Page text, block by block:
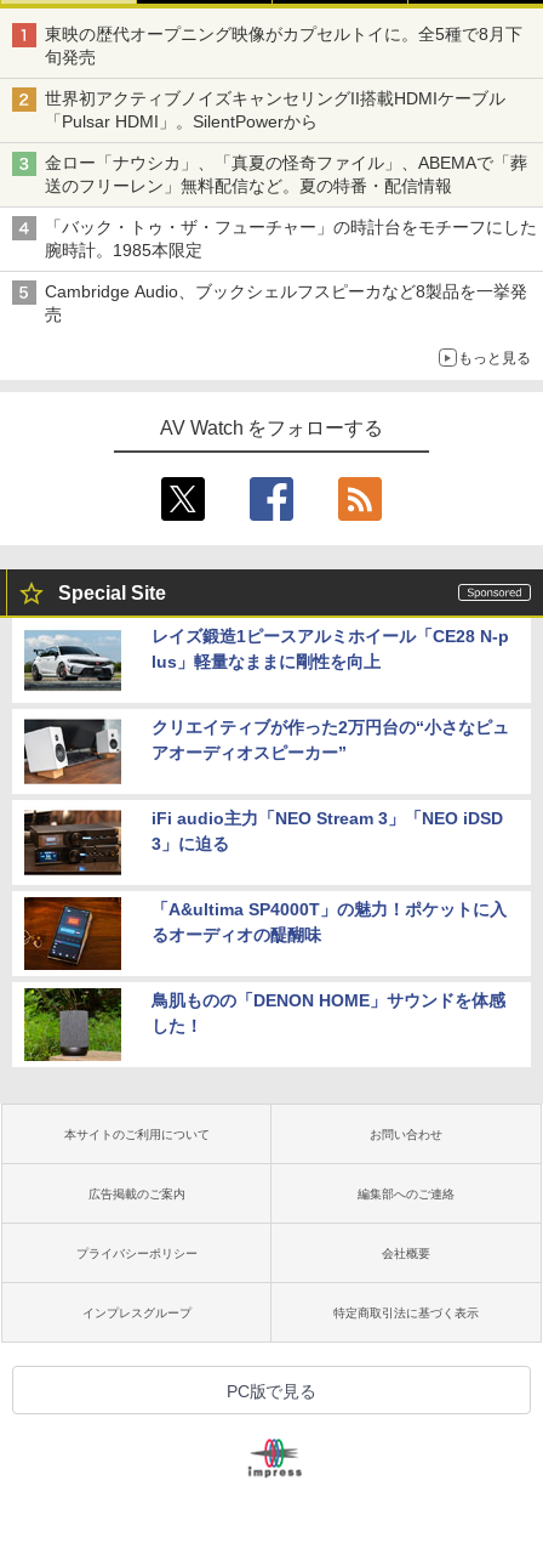
東映の歴代オープニング映像がカプセルトイに。全5種で8月下
旬発売
世界初アクティブノイズキャンセリングII搭載HDMIケーブル
「Pulsar HDMI」。SilentPowerから
金ロー「ナウシカ」、「真夏の怪奇ファイル」、ABEMAで「葬
送のフリーレン」無料配信など。夏の特番・配信情報
「バック・トゥ・ザ・フューチャー」の時計台をモチーフにした
腕時計。1985本限定
Cambridge Audio、ブックシェルフスピーカなど8製品を一挙発
売
もっと見る
AV Watch をフォローする
Special Site
レイズ鍛造1ピースアルミホイール「CE28 N-p
lus」軽量なままに剛性を向上
クリエイティブが作った2万円台の“小さなピュ
アオーディオスピーカー”
iFi audio主力「NEO Stream 3」「NEO iDSD
3」に迫る
「A&ultima SP4000T」の魅力！ポケットに入
るオーディオの醍醐味
鳥肌ものの「DENON HOME」サウンドを体感
した！
本サイトのご利用について お問い合わせ
広告掲載のご案内 編集部へのご連絡
プライバシーポリシー 会社概要
インプレスグループ 特定商取引法に基づく表示
PC版で見る